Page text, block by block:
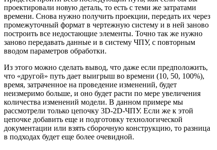
проектировали новую деталь, то есть с теми же затратами
времени. Снова нужно получить проекции, передать их через
промежуточный формат в чертежную систему и в ней заново
построить все недостающие элементы. Точно так же нужно
заново передавать данные и в систему ЧПУ, с повторным
вводом параметров обработки.
Из этого можно сделать вывод, что даже если предположить,
что «другой» путь дает выигрыш во времени (10, 50, 100%),
время, затраченное на проведение изменений, будет
неизмеримо больше, и оно будет расти по мере увеличения
количества изменений модели. В данном примере мы
рассмотрели только цепочку 3D-2D-ЧПУ. Если же к этой
цепочке добавить еще и подготовку технологической
документации или взять сборочную конструкцию, то разница
в подходах будет еще более очевидной.